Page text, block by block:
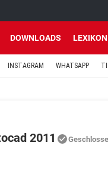
DOWNLOADS LEXIKON
INSTAGRAM WHATSAPP
2011